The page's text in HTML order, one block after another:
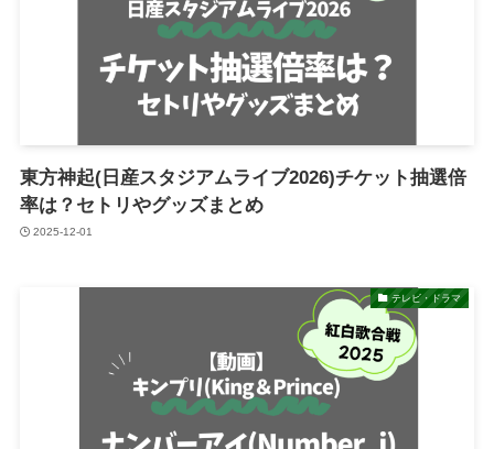
東方神起(日産スタジアムライブ2026)チケット抽選倍
率は？セトリやグッズまとめ
2025-12-01
テレビ・ドラマ